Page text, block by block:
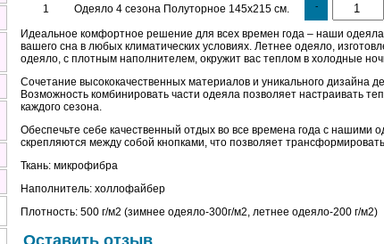
1 Одеяло 4 сезона Полуторное 145х215 см. -
Идеальное комфортное решение для всех времен года – наши
вашего сна в любых климатических условиях. Летнее одеяло,
одеяло, с плотным наполнителем, окружит вас теплом в холодные
Сочетание высококачественных материалов и уникального
Возможность комбинировать части одеяла позволяет настраивать
каждого сезона.
Обеспечьте себе качественный отдых во все времена года с нашими
скрепляются между собой кнопками, что позволяет
Ткань: микрофибра
Наполнитель: холлофайбер
Плотность: 500 г/м2 (зимнее одеяло-300г/м2, летнее одеяло-200 г/м2)
Оставить отзыв